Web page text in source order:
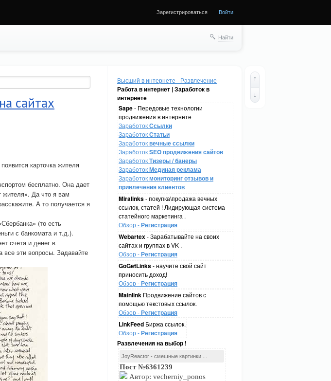
Зарегистрироваться Войти
Найти
Высший в интернете - Развлечение
Работа в интернет | Заработок в
интернете
Sape- Передовые технологии
продвижения в интернете
ЗаработокСсылки
ЗаработокСтатьи
Заработоквечные ссылки
ЗаработокSEO продвижения сайтов
ЗаработокТизеры / банеры
ЗаработокМединая реклама
Заработокмониторинг отзывов и
привлечения клиентов
Miralinks- покупка\продажа вечных
ссылок, статей ! Лидирующая система
статейного маркетинга .
Обзор -Регистрация
Webartex- Зарабатывайте на своих
сайтах и группах в VK .
Обзор -Регистрация
GoGetLinks- научите свой сайт
приносить доход!
Обзор -Регистрация
Mainlink Продвижение сайтов с
помощью текстовых ссылок.
Обзор -Регистрация
LinkFeed Биржа ссылок.
Обзор -Регистрация
Развлечения на выбор !
JoyReactor - смешные картинки ...
Пост №6361239
Автор: vecherniy_ponos
сайтах
карточка жителя
бесплатно. Она дает
жителя». Да что я вам
А то получается я
(то есть
с банкомата и т.д.).
счета и денег в
все эти вопросы. Задавайте